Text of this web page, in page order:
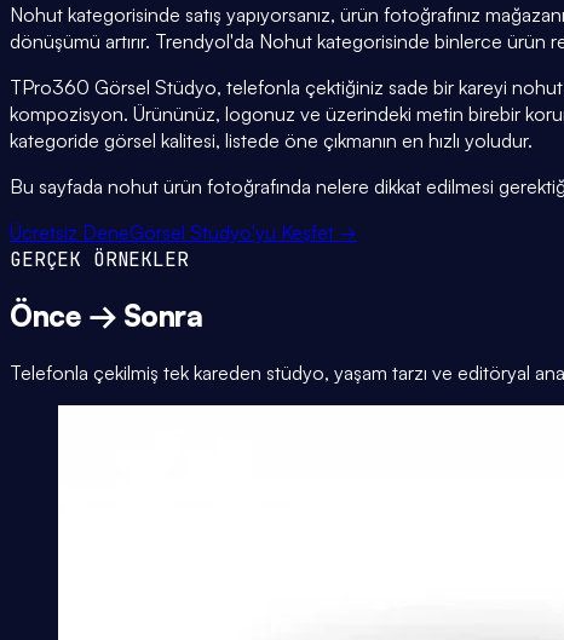
Nohut kategorisinde satış yapıyorsanız, ürün fotoğrafınız
dönüşümü artırır. Trendyol'da Nohut kategorisinde binlerce ürün
TPro360 Görsel Stüdyo, telefonla çektiğiniz sade bir kareyi
kompozisyon. Ürününüz, logonuz ve üzerindeki metin birebir
kategoride görsel kalitesi, listede öne çıkmanın en hızlı yoludur.
Bu sayfada nohut ürün fotoğrafında nelere dikkat edilmesi
Ücretsiz DeneGörsel Stüdyo'yu Keşfet →
GERÇEK ÖRNEKLER
Önce → Sonra
Telefonla çekilmiş tek kareden stüdyo, yaşam tarzı ve editöryal